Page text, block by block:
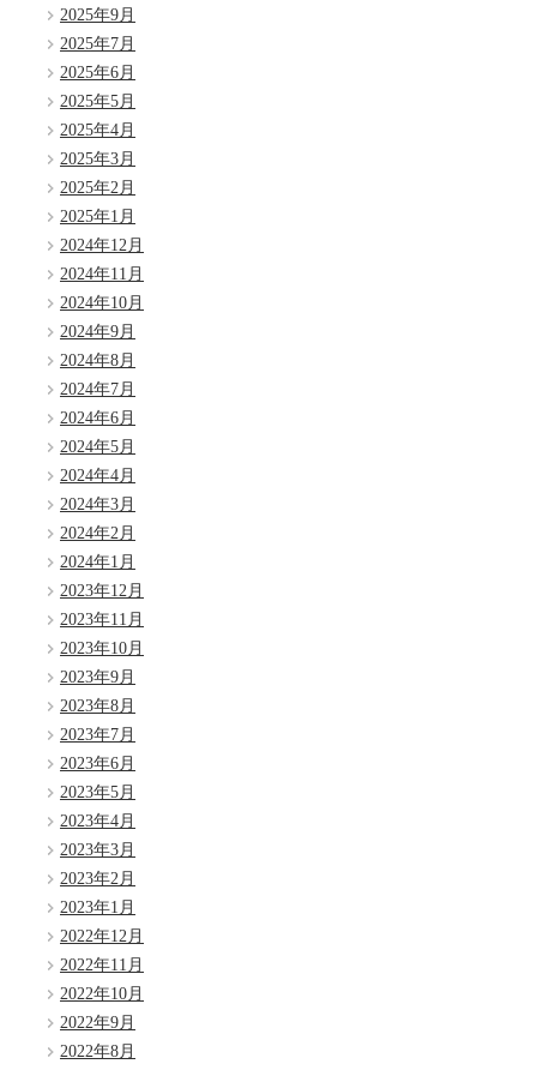
2025年9月
2025年7月
2025年6月
2025年5月
2025年4月
2025年3月
2025年2月
2025年1月
2024年12月
2024年11月
2024年10月
2024年9月
2024年8月
2024年7月
2024年6月
2024年5月
2024年4月
2024年3月
2024年2月
2024年1月
2023年12月
2023年11月
2023年10月
2023年9月
2023年8月
2023年7月
2023年6月
2023年5月
2023年4月
2023年3月
2023年2月
2023年1月
2022年12月
2022年11月
2022年10月
2022年9月
2022年8月